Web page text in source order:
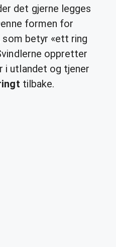
det gjerne legges
formen for
som betyr «ett ring
oppretter
i utlandet og tjener
tilbake.